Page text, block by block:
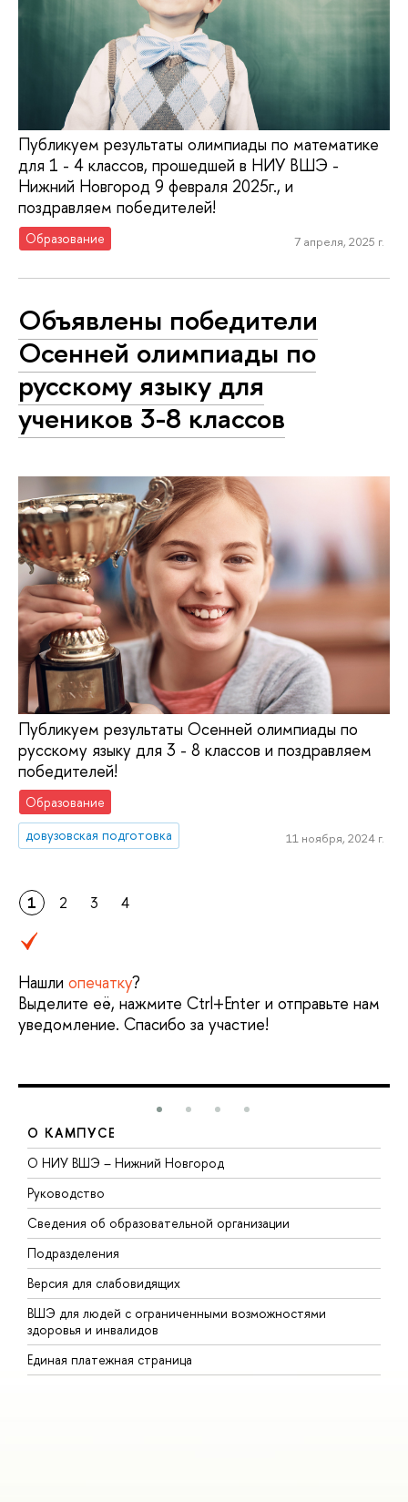
Публикуем результаты олимпиады по математике
для 1 - 4 классов, прошедшей в НИУ ВШЭ -
Нижний Новгород 9 февраля 2025г., и
поздравляем победителей!
Образование 7 апреля, 2025 г.
Объявлены победители
Осенней олимпиады по
русскому языку для
учеников 3-8 классов
Публикуем результаты Осенней олимпиады по
русскому языку для 3 - 8 классов и поздравляем
победителей!
Образование
довузовская подготовка
11 ноября, 2024 г.
1 2 3 4
Нашли опечатку?
Выделите её, нажмите Ctrl+Enter и отправьте нам
уведомление. Спасибо за участие!
О КАМПУСЕ
О НИУ ВШЭ – Нижний Новгород
Руководство
Сведения об образовательной организации
Подразделения
Версия для слабовидящих
ВШЭ для людей с ограниченными возможностями
здоровья и инвалидов
Единая платежная страница